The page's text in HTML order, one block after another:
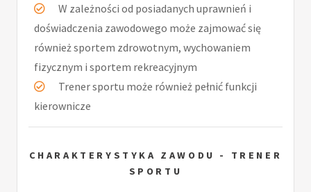
W zależności od posiadanych uprawnień i
doświadczenia zawodowego może zajmować się
również sportem zdrowotnym, wychowaniem
fizycznym i sportem rekreacyjnym
Trener sportu może również pełnić funkcji
kierownicze
CHARAKTERYSTYKA ZAWODU - TRENER
SPORTU